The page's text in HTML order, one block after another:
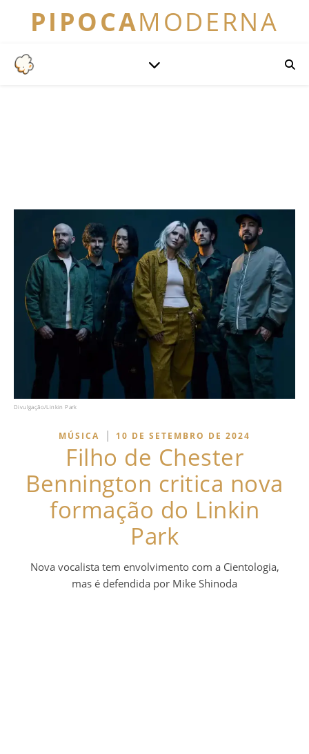
PIPOCAMODERNA
Divulgação/Linkin Park
MÚSICA | 10 DE SETEMBRO DE 2024
Filho de Chester
Bennington critica nova
formação do Linkin
Park
Nova vocalista tem envolvimento com a Cientologia,
mas é defendida por Mike Shinoda